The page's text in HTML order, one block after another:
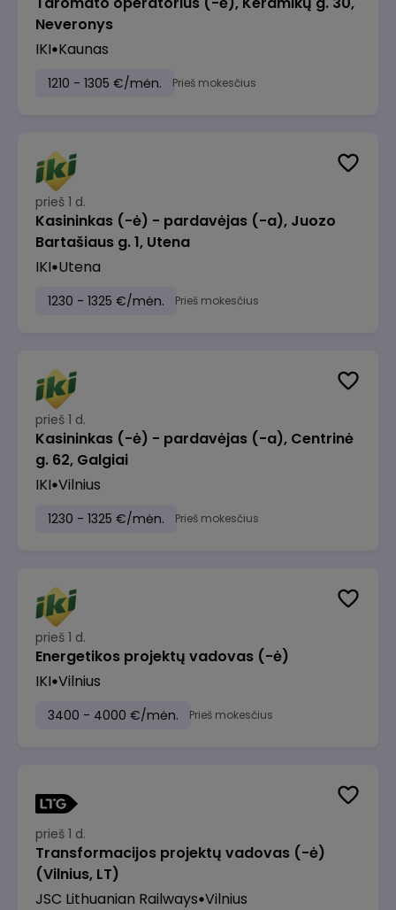
Neveronys
IKI Kaunas
1210 - 1305 €/mėn. Prieš mokesčius
prieš 1 d.
Kasininkas (-ė) - pardavėjas (-a), Juozo
Bartašiaus g. 1, Utena
IKI Utena
1230 - 1325 €/mėn. Prieš mokesčius
prieš 1 d.
Kasininkas (-ė) - pardavėjas (-a), Centrinė
g. 62, Galgiai
IKI Vilnius
1230 - 1325 €/mėn. Prieš mokesčius
prieš 1 d.
Energetikos projektų vadovas (-ė)
IKI Vilnius
3400 - 4000 €/mėn. Prieš mokesčius
prieš 1 d.
Transformacijos projektų vadovas (-ė)
(Vilnius, LT)
JSC Lithuanian Railways Vilnius